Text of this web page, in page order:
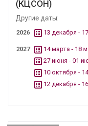
(КЦСОН)
Другие даты:
2026 13 декабря -
2027
14 марта - 18
27 июня - 01
10 октября -
12 декабря -